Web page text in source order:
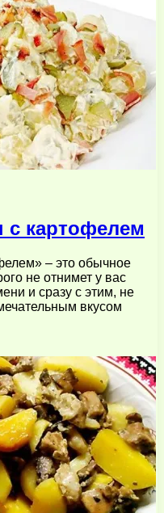
с картофелем
– это обычное
не отнимет у вас
и сразу с этим, не
вкусом